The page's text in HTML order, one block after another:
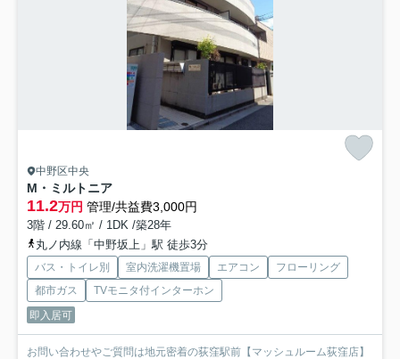
中野区中央
M・ミルトニア
11.2万円 管理/共益費3,000円
3階 / 29.60㎡ / 1DK /築28年
丸ノ内線「中野坂上」駅 徒歩3分
バス・トイレ別 室内洗濯機置場 エアコン
フローリング
都市ガス
TVモニタ付インターホン
即入居可
お問い合わせやご質問は地元密着の荻窪駅前【マッシュルーム荻窪店】